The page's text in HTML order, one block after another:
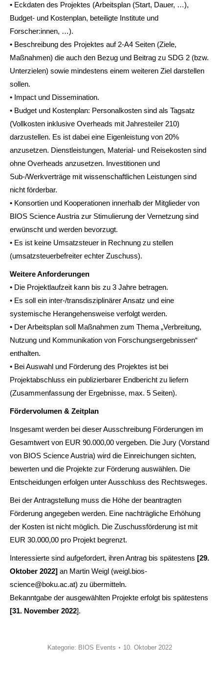
• Eckdaten des Projektes (Arbeitsplan (Start, Dauer, …),
Budget- und Kostenplan, beteiligte Institute und
Forscher:innen, …).
• Beschreibung des Projektes auf 2-A4 Seiten (Ziele,
Maßnahmen) die auch den Bezug und Beitrag zu SDG 2 (bzw.
Unterzielen) sowie mindestens einem weiteren Ziel darstellen
sollen.
• Impact und Dissemination.
• Budget und Kostenplan: Personalkosten sind als Tagsatz
(Vollkosten inklusive Overheads mit Jahresteiler 210)
darzustellen. Es ist dabei eine Eigenleistung von 20%
anzusetzen. Dienstleistungen, Material- und Reisekosten sind
ohne Overheads anzusetzen. Investitionen und
Sub-/Werkverträge mit wissenschaftlichen Leistungen sind
nicht förderbar.
• Konsortien und Kooperationen innerhalb der Mitglieder von
BIOS Science Austria zur Stimulierung der Vernetzung sind
erwünscht und werden bevorzugt.
• Es ist keine Umsatzsteuer in Rechnung zu stellen
(umsatzsteuerbefreiter echter Zuschuss).
Weitere Anforderungen
• Die Projektlaufzeit kann bis zu 3 Jahre betragen.
• Es soll ein inter-/transdisziplinärer Ansatz und eine
systemische Herangehensweise verfolgt werden.
• Der Arbeitsplan soll Maßnahmen zum Thema „Verbreitung,
Nutzung und Kommunikation von Forschungsergebnissen“
enthalten.
• Bei Auswahl und Förderung des Projektes ist bei
Projektabschluss ein publizierbarer Endbericht zu liefern
(Zusammenfassung der Ergebnisse, max. 5 Seiten).
Fördervolumen & Zeitplan
Insgesamt werden bei dieser Ausschreibung Förderungen im
Gesamtwert von EUR 90.000,00 vergeben. Die Jury (Vorstand
von BIOS Science Austria) wird die Einreichungen sichten,
bewerten und die Projekte zur Förderung auswählen. Die
Entscheidungen erfolgen unter Ausschluss des Rechtsweges.
Bei der Antragstellung muss die Höhe der beantragten
Förderung angegeben werden. Eine nachträgliche Erhöhung
der Kosten ist nicht möglich. Die Zuschussförderung ist mit
EUR 30.000,00 pro Projekt begrenzt.
Interessierte sind aufgefordert, ihren Antrag bis spätestens [29.
Oktober 2022] an Martin Weigl (weigl.bios-
science@boku.ac.at) zu übermitteln.
Bekanntgabe der ausgewählten Projekte erfolgt bis spätestens
[31. November 2022].
Kategorie: BIOS Events 10. Oktober 2022